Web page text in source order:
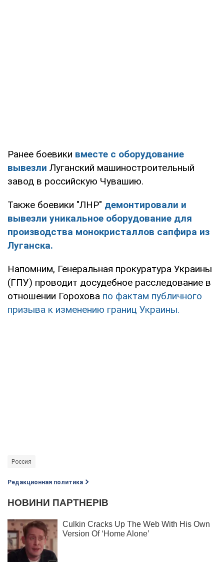
Ранее боевики вместе с оборудование
вывезли Луганский машиностроительный
завод в российскую Чувашию.
Также боевики "ЛНР" демонтировали и
вывезли уникальное оборудование для
производства монокристаллов сапфира из
Луганска.
Напомним, Генеральная прокуратура Украины
(ГПУ) проводит досудебное расследование в
отношении Горохова по фактам публичного
призыва к изменению границ Украины.
Россия
Редакционная политика